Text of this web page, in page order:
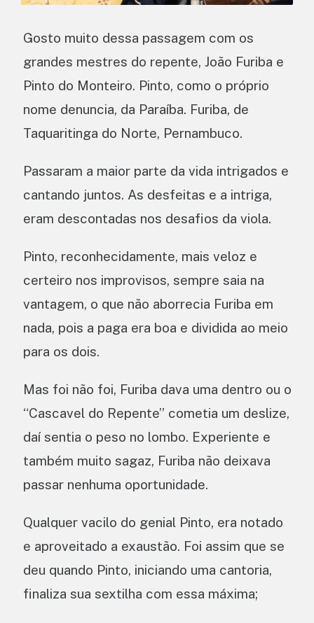
Gosto muito dessa passagem com os
grandes mestres do repente, João Furiba e
Pinto do Monteiro. Pinto, como o próprio
nome denuncia, da Paraíba. Furiba, de
Taquaritinga do Norte, Pernambuco.
Passaram a maior parte da vida intrigados e
cantando juntos. As desfeitas e a intriga,
eram descontadas nos desafios da viola.
Pinto, reconhecidamente, mais veloz e
certeiro nos improvisos, sempre saia na
vantagem, o que não aborrecia Furiba em
nada, pois a paga era boa e dividida ao meio
para os dois.
Mas foi não foi, Furiba dava uma dentro ou o
“Cascavel do Repente” cometia um deslize,
daí sentia o peso no lombo. Experiente e
também muito sagaz, Furiba não deixava
passar nenhuma oportunidade.
Qualquer vacilo do genial Pinto, era notado
e aproveitado a exaustão. Foi assim que se
deu quando Pinto, iniciando uma cantoria,
finaliza sua sextilha com essa máxima;